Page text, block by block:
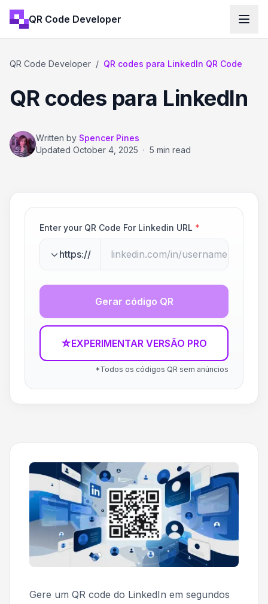
QR Code Developer
QR Code Developer / QR codes para LinkedIn QR Code
QR codes para LinkedIn
Written by Spencer Pines
Updated October 4, 2025 · 5 min read
Enter your QR Code For Linkedin URL *
https://
Gerar código QR
☆EXPERIMENTAR VERSÃO PRO
*Todos os códigos QR sem anúncios
Gere um QR code do LinkedIn em segundos